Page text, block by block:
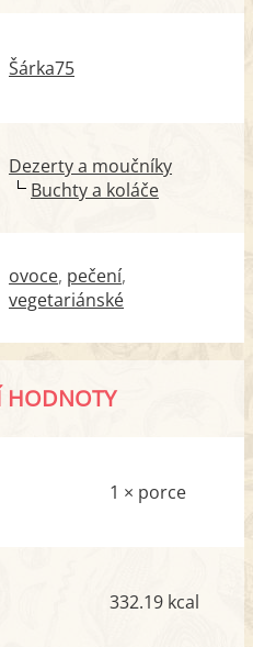
Šárka75
Dezerty a moučníky
Buchty a koláče
ovoce pečení
vegetariánské
HODNOTY
1 × porce
332.19 kcal